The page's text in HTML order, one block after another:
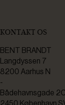
KONTAKT OS
BENT BRANDT
Langdyssen 7
8200 Aarhus N
-
Bådehavnsgade
2450 København